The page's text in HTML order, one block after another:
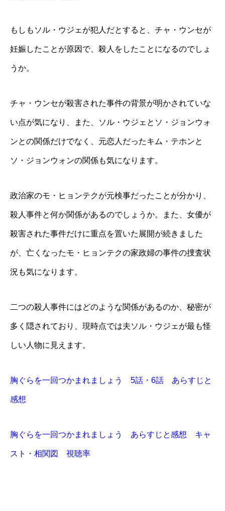
もしもソル・ウジェが犯人だとすると、チャ・ウンセが
妊娠したことが原因で、殺人をしたことになるのでしょ
うか。
チャ・ウンセが殺害された事件の背景が明かされていな
い点が気になり、また、ソル・ウジェとソ・ジョンウォ
ンとの関係だけでなく、元恋人だったキム・テホンと
ソ・ジョンウォンの関係も気になります。
政治家のモ・ヒョンテクが元検事だったことが分かり、
殺人事件と何か関係があるのでしょうか。また、女優が
殺害された事件だけに重点を置いた展開が続きました
が、亡くなったモ・ヒョンテクの家政婦の事件の捜査状
況も気になります。
二つの殺人事件にはどのような関係があるのか、秘密が
多く隠されており、現時点では夫ソル・ウジェが最も怪
しい人物に見えます。
胸ぐらを一回つかまれましょう 5話・6話 あらすじと
感想
胸ぐらを一回つかまれましょう あらすじと感想 キャ
スト・相関図 視聴率